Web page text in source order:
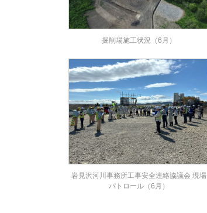
掘削場施工状況（6月）
岩見沢河川事務所工事安全連絡協議会 現場
パトロール（6月）